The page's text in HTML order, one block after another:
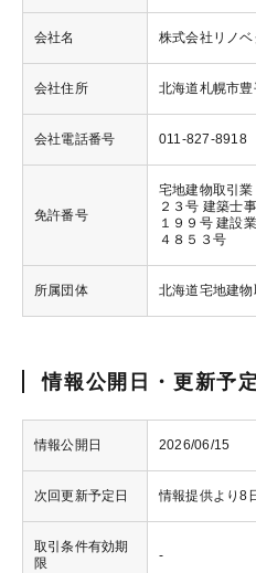
会社名 株式会社リノベ
会社住所 北海道札幌市
会社電話番号 011-827-8918
免許番号
宅地建物取引
２３号 建築士
１９９号 建設
４８５３号
所属団体 北海道宅地建
情報公開日・更新予
情報公開日 2026/06/15
次回更新予定日 情報提供より8
取引条件有効期
限
-